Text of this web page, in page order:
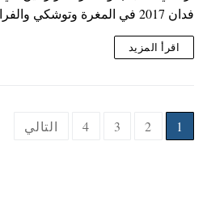
فدان 2017 في المغرة وتوشكي والفرافرة ، بداية من…
اقرأ المزيد
Posts
1
2
3
4 التالي